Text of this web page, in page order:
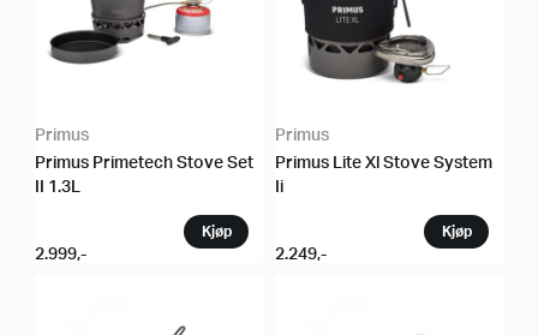
Primus
Primus Primetech Stove Set
II 1.3L
2.999,-
Primus
Primus Lite Xl Stove System
Ii
2.249,-